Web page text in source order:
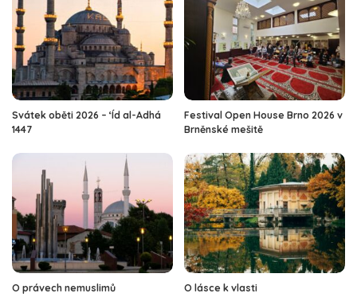
Svátek oběti 2026 – ‘Íd al-Adhá
1447
Festival Open House Brno 2026 v
Brněnské mešitě
O právech nemuslimů O lásce k vlasti